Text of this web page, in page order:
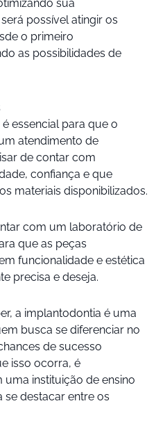
sua
possível atingir os
o primeiro
as possibilidades de
essencial para que o
atendimento de
de contar com
confiança e que
materiais disponibilizados.
com um laboratório de
que as peças
funcionalidade e estética
precisa e deseja.
a implantodontia é uma
busca se diferenciar no
de sucesso
isso ocorra, é
instituição de ensino
destacar entre os